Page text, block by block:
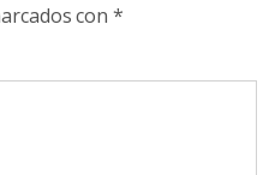
con*